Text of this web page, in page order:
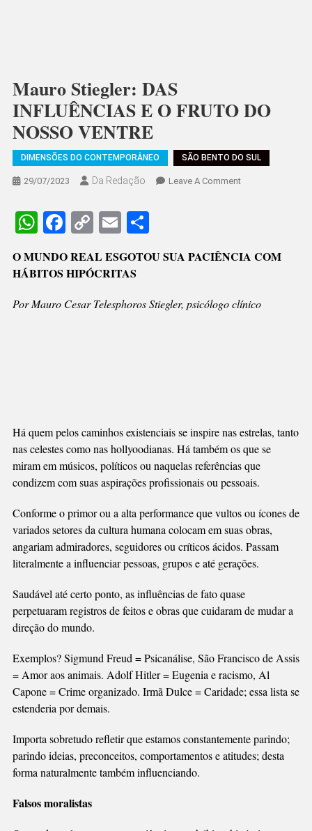
Mauro Stiegler: DAS
INFLUÊNCIAS E O FRUTO DO
NOSSO VENTRE
DIMENSÕES DO CONTEMPORÂNEO SÃO BENTO DO SUL
29/07/2023 Da Redação Leave A CommentOn
E
DO
WhatsApp
Facebook
CopyEmailShare
O MUNDO REAL ESGOTOU SUA PACIÊNCIA COM
HÁBITOS HIPÓCRITAS
Por Mauro Cesar Telesphoros Stiegler, psicólogo clínico
Há quem pelos caminhos existenciais se inspire nas estrelas, tanto
nas celestes como nas hollyoodianas. Há também os que se
miram em músicos, políticos ou naquelas referências que
condizem com suas aspirações profissionais ou pessoais.
Conforme o primor ou a alta performance que vultos ou ícones de
variados setores da cultura humana colocam em suas obras,
angariam admiradores, seguidores ou críticos ácidos. Passam
literalmente a influenciar pessoas, grupos e até gerações.
Saudável até certo ponto, as influências de fato quase
perpetuaram registros de feitos e obras que cuidaram de mudar a
direção do mundo.
Exemplos? Sigmund Freud = Psicanálise, São Francisco de Assis
= Amor aos animais. Adolf Hitler = Eugenia e racismo, Al
Capone = Crime organizado. Irmã Dulce = Caridade; essa lista se
estenderia por demais.
Importa sobretudo refletir que estamos constantemente parindo;
parindo ideias, preconceitos, comportamentos e atitudes; desta
forma naturalmente também influenciando.
Falsos moralistas